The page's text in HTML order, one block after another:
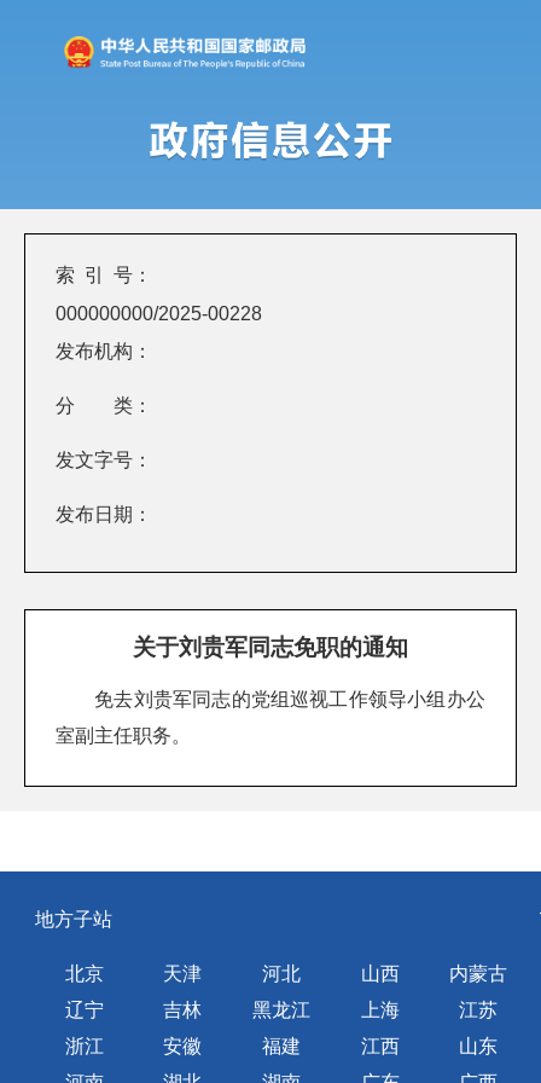
索 引 号：
000000000/2025-00228
发布机构：
分 类：
发文字号：
发布日期：
关于刘贵军同志免职的通知
免去刘贵军同志的党组巡视工作领导小组办公
室副主任职务。
地方子站
北京 天津 河北 山西
内蒙古
辽宁
吉林 黑龙江 上海
江苏
浙江
安徽 福建 江西
山东